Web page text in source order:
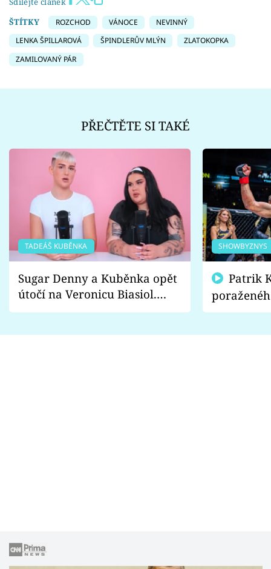
ŠTÍTKY
ROZCHOD VÁNOCE
NEVINNÝ
LENKA ŠPILLAROVÁ
ŠPINDLERŮV MLÝN
ZLATOKOPKA
ZAMILOVANÝ PÁR
PŘEČTĚTE SI TAKÉ
TADEÁŠ KUBĚNKA
Sugar Denny a Kuběnka opět
útočí na Veronicu Biasiol.
Proč je podle nich falešná a
SHOWBYZNYS
fanoušci